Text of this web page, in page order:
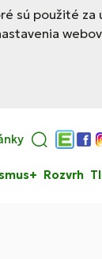
sú použité za
Rozvrh